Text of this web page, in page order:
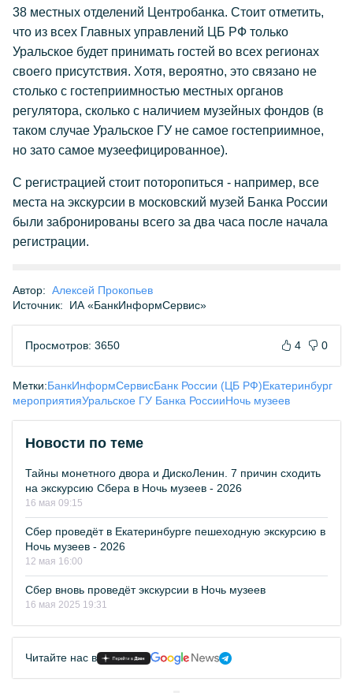
38 местных отделений Центробанка. Стоит отметить,
что из всех Главных управлений ЦБ РФ только
Уральское будет принимать гостей во всех регионах
своего присутствия. Хотя, вероятно, это связано не
столько с гостеприимностью местных органов
регулятора, сколько с наличием музейных фондов (в
таком случае Уральское ГУ не самое гостеприимное,
но зато самое музеефицированное).
С регистрацией стоит поторопиться - например, все
места на экскурсии в московский музей Банка России
были забронированы всего за два часа после начала
регистрации.
Автор: Алексей Прокопьев
Источник:
ИА «БанкИнформСервис»
Просмотров: 3650 4 0
Метки:БанкИнформСервисБанк России (ЦБ РФ)Екатеринбург
мероприятияУральское ГУ Банка РоссииНочь музеев
Новости по теме
Тайны монетного двора и ДискоЛенин. 7 причин сходить
на экскурсию Сбера в Ночь музеев - 2026
16 мая 09:15
Сбер проведёт в Екатеринбурге пешеходную экскурсию в
Ночь музеев - 2026
12 мая 16:00
Сбер вновь проведёт экскурсии в Ночь музеев
16 мая 2025 19:31
Читайте нас в